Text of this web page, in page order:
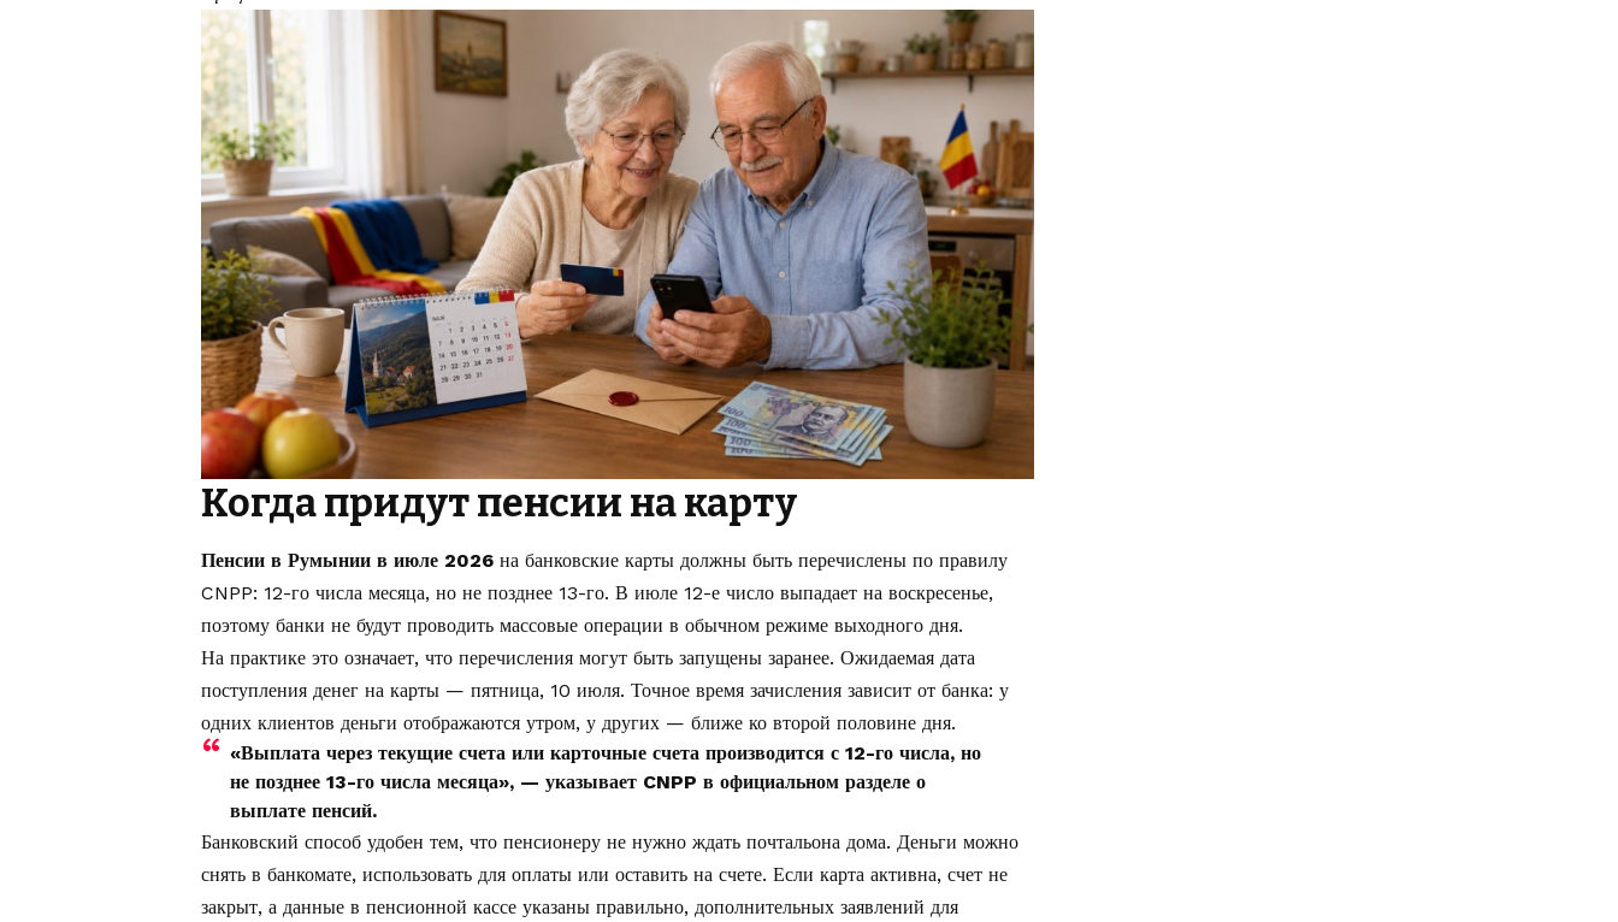
Когда придут пенсии на карту
Пенсии в Румынии в июле 2026 на банковские карты должны быть перечислены по правилу
CNPP: 12-го числа месяца, но не позднее 13-го. В июле 12-е число выпадает на воскресенье,
поэтому банки не будут проводить массовые операции в обычном режиме выходного дня.
На практике это означает, что перечисления могут быть запущены заранее. Ожидаемая дата
поступления денег на карты — пятница, 10 июля. Точное время зачисления зависит от банка: у
одних клиентов деньги отображаются утром, у других — ближе ко второй половине дня.
«Выплата через текущие счета или карточные счета производится с 12-го числа, но
не позднее 13-го числа месяца», — указывает CNPP в официальном разделе о
выплате пенсий.
Банковский способ удобен тем, что пенсионеру не нужно ждать почтальона дома. Деньги можно
снять в банкомате, использовать для оплаты или оставить на счете. Если карта активна, счет не
закрыт, а данные в пенсионной кассе указаны правильно, дополнительных заявлений для